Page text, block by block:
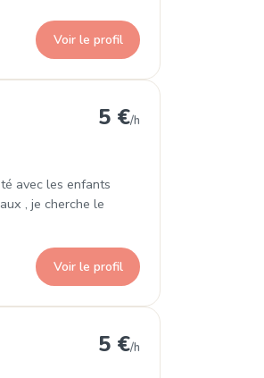
Voir le profil
5 €/h
avec les enfants
, je cherche le
Voir le profil
5 €/h